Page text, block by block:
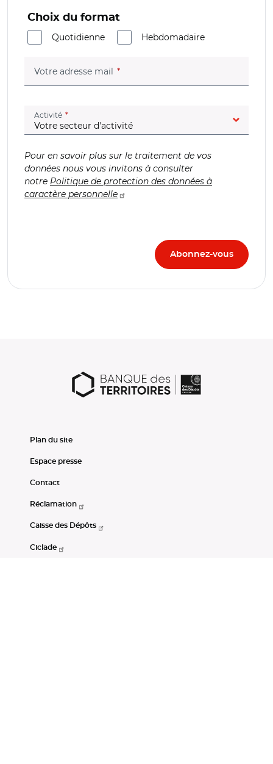
Choix du format
Quotidienne
Hebdomadaire
Votre adresse mail (champ obligatoire)
Activité (champ obligatoire)
Pour en savoir plus sur le traitement de vos
données nous vous invitons à consulter
notre Politique de protection des données à
caractère personnelle
Plan du site
Espace presse
Contact
Réclamation
Caisse des Dépôts
Ciclade